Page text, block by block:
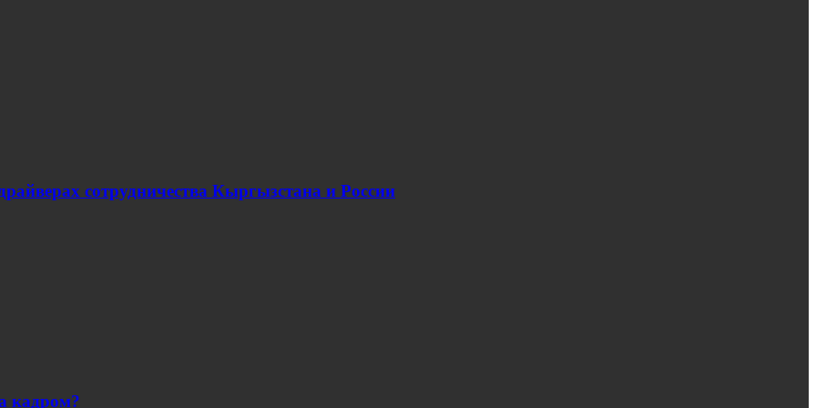
сотрудничества Кыргызстана и России
кадром?